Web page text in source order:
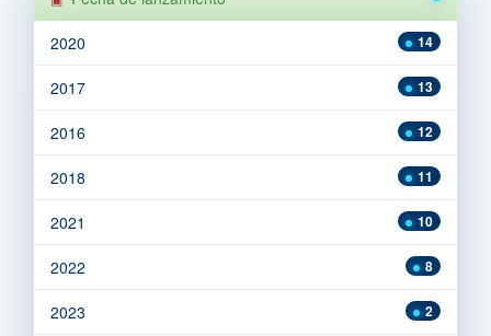
14
2020
13
2017
12
2016
11
2018
10
2021
8
2022
2
2023